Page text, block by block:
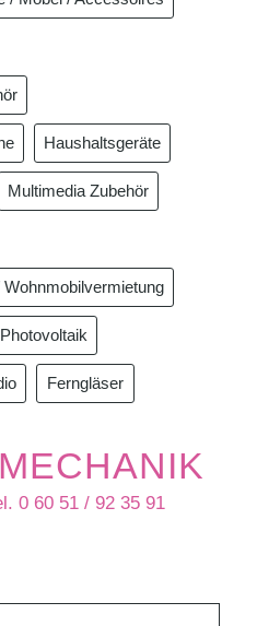
Haushaltsgeräte
Multimedia Zubehör
Photovoltaik
Ferngläser
0 60 51 / 92 35 91